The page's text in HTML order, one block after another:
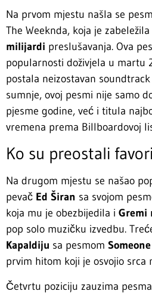
Na prvom mjestu našla se
The Weeknda, koja je
milijardi preslušavanja. Ova
popularnosti doživjela u martu
postala neizostavan soundtrack
sumnje, ovoj pesmi nije samo
pjesme godine, već i titula
vremena prema Billboardovoj
Ko su preostali
Na drugom mjestu se našao
pevač Ed Širan sa svojom
koja mu je obezbijedila i Gremi
pop solo muzičku izvedbu.
Kapaldiju sa pesmom
prvim hitom koji je osvojio srca
Četvrtu poziciju zauzima pesma